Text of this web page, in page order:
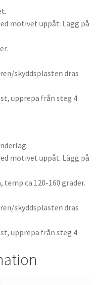
motivet uppåt. Lägg på
skyddsplasten dras
upprepa från steg 4.
motivet uppåt. Lägg på
ca 120-160 grader.
skyddsplasten dras
upprepa från steg 4.